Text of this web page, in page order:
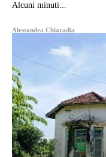
Alcuni minuti...
Alessandra Chiaradia